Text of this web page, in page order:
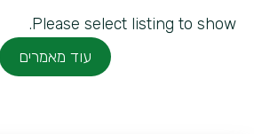
Please select listing to show.
עוד מאמרים